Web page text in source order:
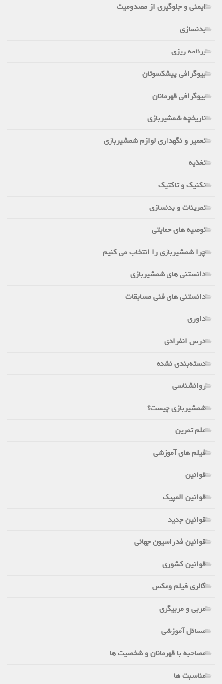
ایمنی و جلوگیری از مصدومیت
بدنسازی
برنامه ریزی
بیوگرافی پیشکسوتان
بیوگرافی قهرمانان
تاریخچه شمشیربازی
تعمیر و نگهداری لوازم شمشیربازی
تغذیه
تکنیک و تاکتیک
تمرینات و بدنسازی
توصیه های حمایتی
چرا شمشیربازی را انتخاب می کنیم
دانستنی های شمشیربازی
دانستنی های فنی مسابقات
داوری
درس انفرادی
دسته‌بندی نشده
روانشناسی
شمشیربازی چیست؟
علم تمرین
فیلم های آموزشی
قوانین
قوانین المپیک
قوانین جدید
قوانین فدراسیون جهانی
قوانین کشوری
گالری فیلم وعکس
مربی و مربیگری
مسائل آموزشی
مصاحبه با قهرمانان و شخصیت ها
مناسبت ها